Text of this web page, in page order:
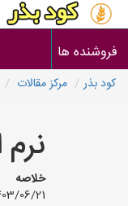
فروشنده ها
کود بذر مرکز مقالات
خلاصه
06/21